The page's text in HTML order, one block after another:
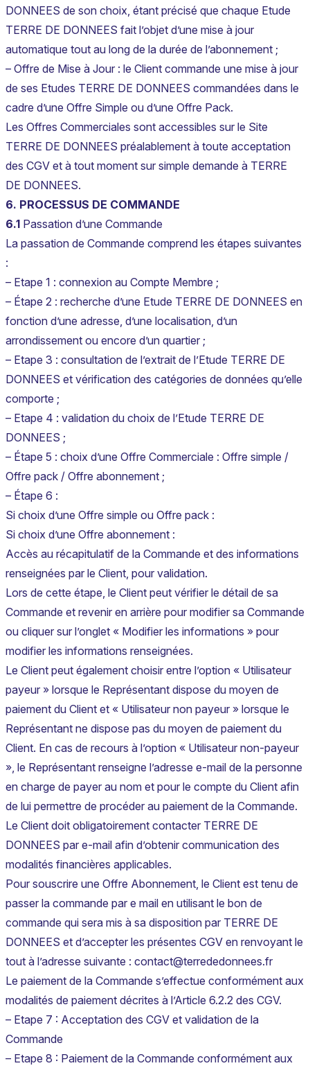
DONNEES de son choix, étant précisé que chaque Etude
TERRE DE DONNEES fait l’objet d’une mise à jour
automatique tout au long de la durée de l’abonnement ;
– Offre de Mise à Jour : le Client commande une mise à jour
de ses Etudes TERRE DE DONNEES commandées dans le
cadre d’une Offre Simple ou d’une Offre Pack.
Les Offres Commerciales sont accessibles sur le Site
TERRE DE DONNEES préalablement à toute acceptation
des CGV et à tout moment sur simple demande à TERRE
DE DONNEES.
6. PROCESSUS DE COMMANDE
6.1 Passation d’une Commande
La passation de Commande comprend les étapes suivantes
:
– Etape 1 : connexion au Compte Membre ;
– Étape 2 : recherche d’une Etude TERRE DE DONNEES en
fonction d’une adresse, d’une localisation, d’un
arrondissement ou encore d’un quartier ;
– Etape 3 : consultation de l’extrait de l’Etude TERRE DE
DONNEES et vérification des catégories de données qu’elle
comporte ;
– Etape 4 : validation du choix de l’Etude TERRE DE
DONNEES ;
– Étape 5 : choix d’une Offre Commerciale : Offre simple /
Offre pack / Offre abonnement ;
– Étape 6 :
Si choix d’une Offre simple ou Offre pack :
Si choix d’une Offre abonnement :
Accès au récapitulatif de la Commande et des informations
renseignées par le Client, pour validation.
Lors de cette étape, le Client peut vérifier le détail de sa
Commande et revenir en arrière pour modifier sa Commande
ou cliquer sur l’onglet « Modifier les informations » pour
modifier les informations renseignées.
Le Client peut également choisir entre l’option « Utilisateur
payeur » lorsque le Représentant dispose du moyen de
paiement du Client et « Utilisateur non payeur » lorsque le
Représentant ne dispose pas du moyen de paiement du
Client. En cas de recours à l’option « Utilisateur non-payeur
», le Représentant renseigne l’adresse e-mail de la personne
en charge de payer au nom et pour le compte du Client afin
de lui permettre de procéder au paiement de la Commande.
Le Client doit obligatoirement contacter TERRE DE
DONNEES par e-mail afin d’obtenir communication des
modalités financières applicables.
Pour souscrire une Offre Abonnement, le Client est tenu de
passer la commande par e mail en utilisant le bon de
commande qui sera mis à sa disposition par TERRE DE
DONNEES et d’accepter les présentes CGV en renvoyant le
tout à l’adresse suivante : contact@terrededonnees.fr
Le paiement de la Commande s’effectue conformément aux
modalités de paiement décrites à l’Article 6.2.2 des CGV.
– Etape 7 : Acceptation des CGV et validation de la
Commande
– Etape 8 : Paiement de la Commande conformément aux